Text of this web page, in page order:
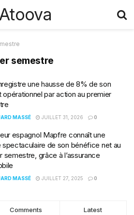
Atoova
semestre
une hausse de 8% de son
opérationnel par action au premier
MASSÉ JUILLET 31, 2026 0
espagnol Mapfre connaît une
spectaculaire de son bénéfice net au
semestre, grâce à l’assurance
MASSÉ JUILLET 27, 2025 0
Comments Latest